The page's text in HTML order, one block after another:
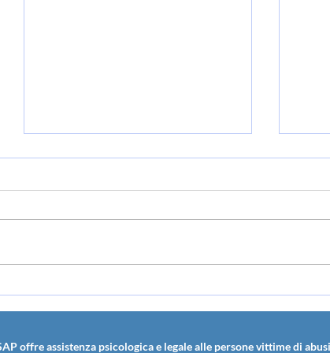
Ricerca scientifica
“Leadership nei gruppi:
offre assistenza psicologica e legale alle persone vittime di